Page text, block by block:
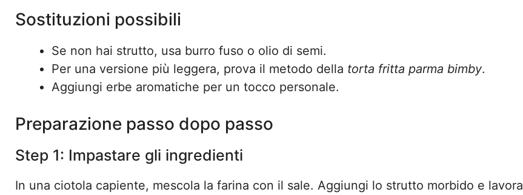
Sostituzioni possibili
Se non hai strutto, usa burro fuso o olio di semi.
Per una versione più leggera, prova il metodo della torta fritta parma bimby.
Aggiungi erbe aromatiche per un tocco personale.
Preparazione passo dopo passo
Step 1: Impastare gli ingredienti
In una ciotola capiente, mescola la farina con il sale. Aggiungi lo strutto morbido e lavora